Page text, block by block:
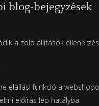
blog-bejegyzések
a zöld állítások
elállási funkció a
előírás lép hatályba